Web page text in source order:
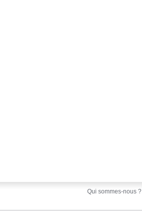
Qui sommes-nous ?